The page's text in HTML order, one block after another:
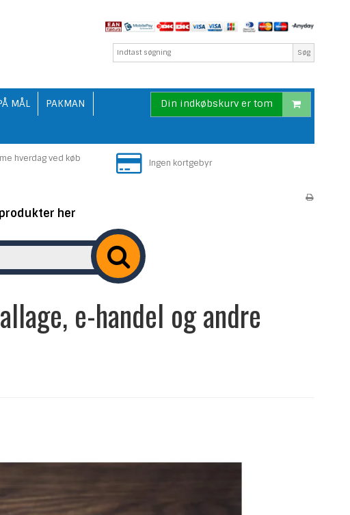
Søg
MÅL
PAKMAN
Din indkøbskurv er tom
hverdag ved køb
Ingen kortgebyr
her
e-handel og andre